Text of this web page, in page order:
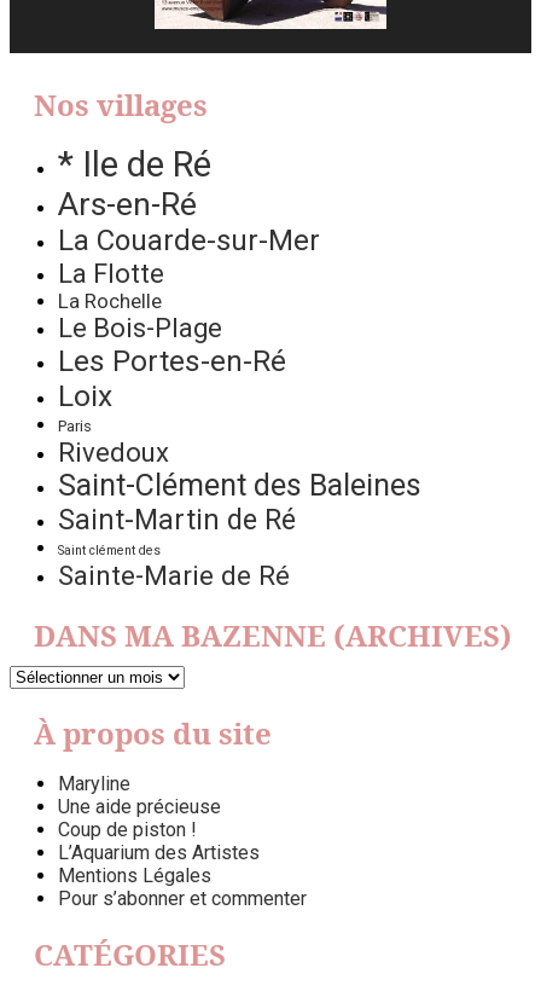
Nos villages
* Ile de Ré
Ars-en-Ré
La Couarde-sur-Mer
La Flotte
La Rochelle
Le Bois-Plage
Les Portes-en-Ré
Loix
Paris
Rivedoux
Saint-Clément des Baleines
Saint-Martin de Ré
Saint clément des
Sainte-Marie de Ré
DANS MA BAZENNE (ARCHIVES)
DANS
BAZENNE
(ARCHIVES)
À propos du site
Maryline
Une aide précieuse
Coup de piston !
L’Aquarium des Artistes
Mentions Légales
Pour s’abonner et commenter
CATÉGORIES